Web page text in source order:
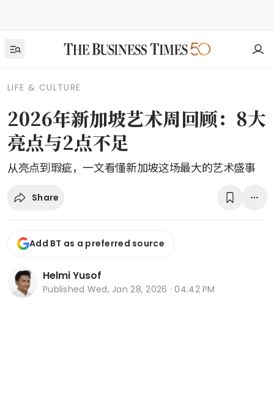
LIFE & CULTURE
2026年新加坡艺术周回顾：8大
亮点与2点不足
从亮点到瑕疵，一文看懂新加坡这场最大的艺术盛事
Share
Add BT as a preferred source
Helmi Yusof
Published Wed, Jan 28, 2026 · 04:42 PM